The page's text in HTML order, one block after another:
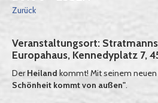
Anmelden
Zurück
Veranstaltungsort:
Europahaus, Kennedyplatz 7,
DerHeiland kommt! Mit seinem neuen
Schönheit kommt von außen".